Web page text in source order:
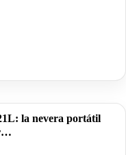
la nevera portátil